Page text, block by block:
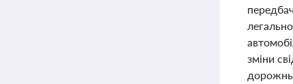
зміни